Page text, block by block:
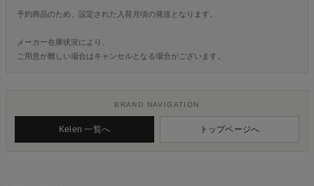
予約商品のため、設定された入荷月頃の発送となります。
メーカー在庫状況により、
ご用意が難しい場合はキャンセルとなる場合がございます。
BRAND NAVIGATION
Kelen 一覧へ トップページへ